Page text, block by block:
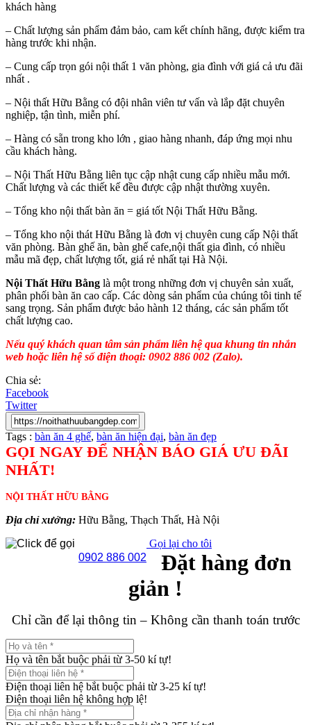
khách hàng
– Chất lượng sản phẩm đảm bảo, cam kết chính hãng, được kiểm tra
hàng trước khi nhận.
– Cung cấp trọn gói nội thất 1 văn phòng, gia đình với giá cả ưu đãi
nhất .
– Nội thất Hữu Bằng có đội nhân viên tư vấn và lắp đặt chuyên
nghiệp, tận tình, miễn phí.
– Hàng có sẵn trong kho lớn , giao hàng nhanh, đáp ứng mọi nhu
cầu khách hàng.
– Nội Thất Hữu Bằng liên tục cập nhật cung cấp nhiều mẫu mới.
Chất lượng và các thiết kế đều được cập nhật thường xuyên.
– Tổng kho nội thất bàn ăn = giá tốt Nội Thất Hữu Bằng.
– Tổng kho nội thát Hữu Bằng là đơn vị chuyên cung cấp Nội thất
văn phòng. Bàn ghế ăn, bàn ghế cafe,nội thất gia đình, có nhiều
mẫu mã đẹp, chất lượng tốt, giá rẻ nhất tại Hà Nội.
Nội Thất Hữu Bằng là một trong những đơn vị chuyên sản xuất,
phân phối bàn ăn cao cấp. Các dòng sản phẩm của chúng tôi tinh tế
sang trọng. Sản phẩm được bảo hành 12 tháng, các sản phẩm tốt
chất lượng cao.
Nếu quý khách quan tâm sản phẩm liên hệ qua khung tin nhắn
web hoặc liên hệ số điện thoại: 0902 886 002 (Zalo).
Chia sẻ:
Facebook
Twitter
Tags : bàn ăn 4 ghế, bàn ăn hiện đại, bàn ăn đẹp
GỌI NGAY ĐỂ NHẬN BÁO GIÁ ƯU ĐÃI
NHẤT!
NỘI THẤT HỮU BẰNG
Địa chỉ xưởng: Hữu Bằng, Thạch Thất, Hà Nội
0902 886 002
Gọi lại cho tôi
Đặt hàng đơn
giản !
Chỉ cần để lại thông tin – Không cần thanh toán trước
Họ và tên bắt buộc phải từ 3-50 kí tự!
Điện thoại liên hệ bắt buộc phải từ 3-25 kí tự!
Điện thoại liên hệ không hợp lệ!